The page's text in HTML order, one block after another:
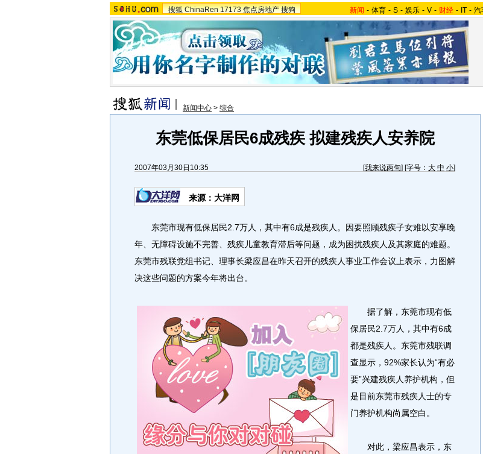
搜狐 ChinaRen 17173 焦点房地产 搜狗 新闻 - 体育 - S - 娱乐 - V - 财经 - IT - 汽
新闻中心 > 综合
东莞低保居民6成残疾 拟建残疾人安养院
2007年03月30日10:35 [我来说两句] [字号： 大 中 小]
来源：大洋网
东莞市现有低保居民2.7万人，其中有6成是残疾人。因要照顾残疾子女难以安享晚
年、无障碍设施不完善、残疾儿童教育滞后等问题，成为困扰残疾人及其家庭的难题。
东莞市残联党组书记、理事长梁应昌在昨天召开的残疾人事业工作会议上表示，力图解
决这些问题的方案今年将出台。
据了解，东莞市现有低
保居民2.7万人，其中有6成
都是残疾人。东莞市残联调
查显示，92%家长认为“有必
要”兴建残疾人养护机构，但
是目前东莞市残疾人士的专
门养护机构尚属空白。
对此，梁应昌表示，东